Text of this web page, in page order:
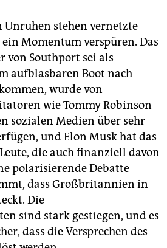
Unruhen stehen vernetzte
Momentum verspüren. Das
von Southport sei als
aufblasbaren Boot nach
wurde von
wie Tommy Robinson
sozialen Medien über sehr
und Elon Musk hat das
die auch finanziell davon
polarisierende Debatte
dass Großbritannien in
Die
sind stark gestiegen, und es
dass die Versprechen des